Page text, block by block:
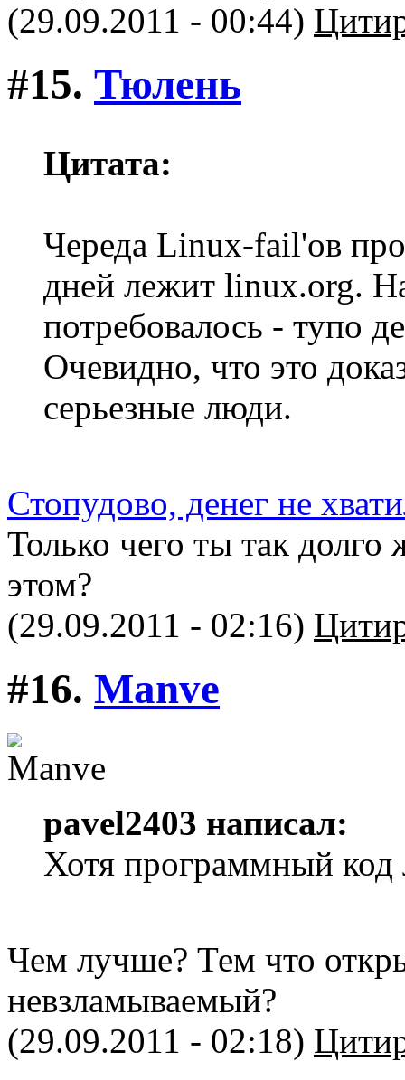
(29.09.2011 - 00:44)
#15. Тюлень
Цитата:
Череда Linux-fail'ов
дней лежит linux.org.
потребовалось - тупо
Очевидно, что это
серьезные люди.
Стопудово, денег не
Только чего ты так долго
этом?
(29.09.2011 - 02:16)
#16. Manve
pavel2403 написал:
Хотя программный
Чем лучше? Тем что
невзламываемый?
(29.09.2011 - 02:18)